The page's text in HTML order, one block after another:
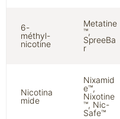
6-
méthyl-
nicotine
Metatine
™,
SpreeBa
r
Nicotina
mide
Nixamid
e™,
Nixotine
™, Nic-
Safe™